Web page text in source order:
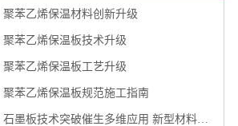
聚苯乙烯保温材料创新升级
聚苯乙烯保温板技术升级
聚苯乙烯保温板工艺升级
聚苯乙烯保温板规范施工指南
石墨板技术突破催生多维应用 新型材料开启产业新纪元